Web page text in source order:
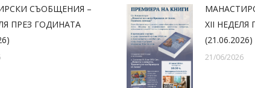
СЪОБЩЕНИЯ –
ПРЕЗ ГОДИНАТА
XII НЕДЕЛЯ
(21.06.2026)
21/06/2026